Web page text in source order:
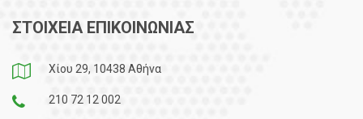
ΣΤΟΙΧΕΙΑ ΕΠΙΚΟΙΝΩΝΙΑΣ
Χίου 29, 10438 Αθήνα
210 72 12 002